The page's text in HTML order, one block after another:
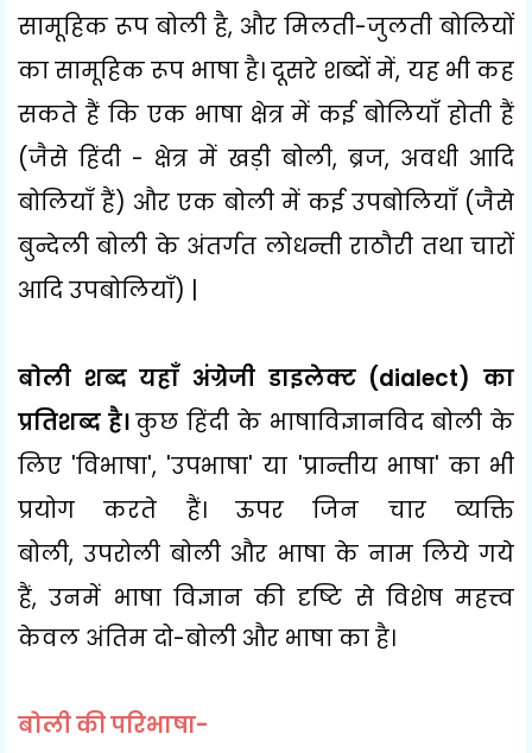
सामूहिक रूप बोली है, और मिलती-जुलती बोलियों
का सामूहिक रूप भाषा है। दूसरे शब्दों में, यह भी कह
सकते हैं कि एक भाषा क्षेत्र में कई बोलियाँ होती हैं
(जैसे हिंदी - क्षेत्र में खड़ी बोली, ब्रज, अवधी आदि
बोलियाँ हैं) और एक बोली में कई उपबोलियाँ (जैसे
बुन्देली बोली के अंतर्गत लोधन्ती राठौरी तथा चारों
आदि उपबोलियाँ) |
बोली शब्द यहाँ अंग्रेजी डाइलेक्ट (dialect)का
प्रतिशब्द है।कुछ हिंदी के भाषाविज्ञानविद बोली के
लिए 'विभाषा', 'उपभाषा'या 'प्रान्तीय भाषा' का भी
प्रयोग करते हैं। ऊपर जिन चार व्यक्ति
बोली,उपरोली बोली और भाषा के नाम लिये गये
हैं,उनमें भाषा विज्ञान की दृष्टि से विशेष महत्त्व
केवल अंतिम दो-बोली और भाषा का है।
बोली की परिभाषा-